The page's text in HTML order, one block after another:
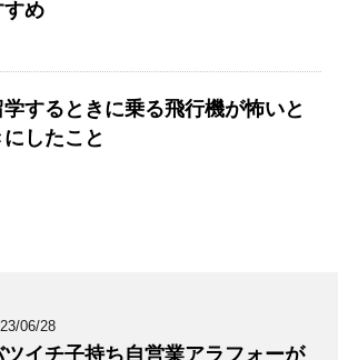
すめ
学するときに乗る飛行機が怖いと
にしたこと
06/28
ツイチ子持ち自営業アラフォーが